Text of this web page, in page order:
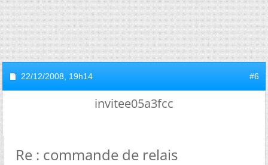
22/12/2008, 19h14 #6
invitee05a3fcc
Re : commande de relais